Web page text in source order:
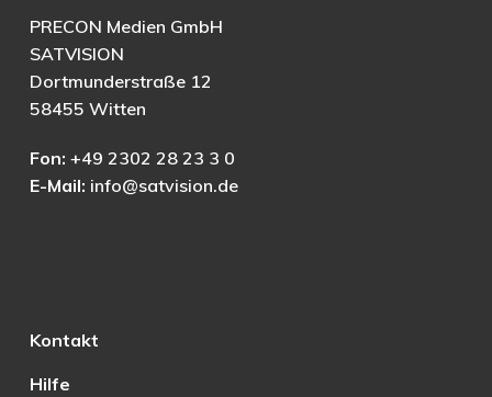
PRECON Medien GmbH
SATVISION
Dortmunderstraße 12
58455 Witten
Fon: +49 2302 28 23 3 0
E-Mail: info@satvision.de
Kontakt
Hilfe